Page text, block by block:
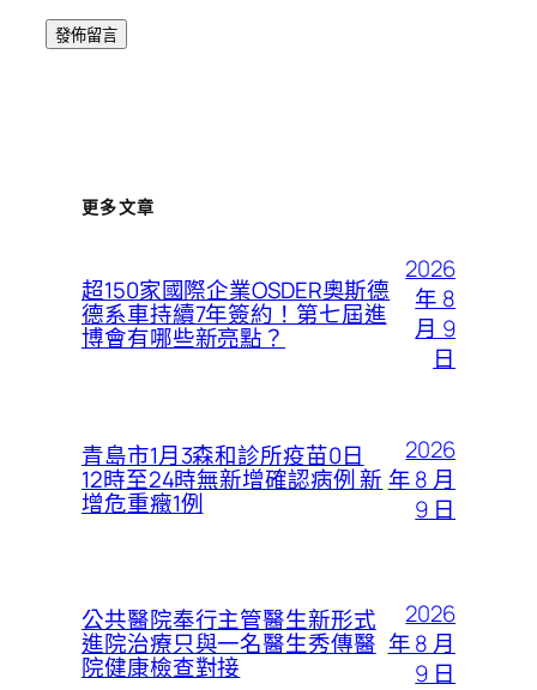
更多文章
超150家國際企業OSDER奧斯德
德系車持續7年簽約！第七屆進
博會有哪些新亮點？
2026
年 8
月 9
日
青島市1月3森和診所疫苗0日
12時至24時無新增確認病例 新
增危重癥1例
2026
年 8 月
9 日
公共醫院奉行主管醫生新形式
進院治療只與一名醫生秀傳醫
院健康檢查對接
2026
年 8 月
9 日